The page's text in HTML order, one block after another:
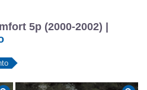
5p (2000-2002) |